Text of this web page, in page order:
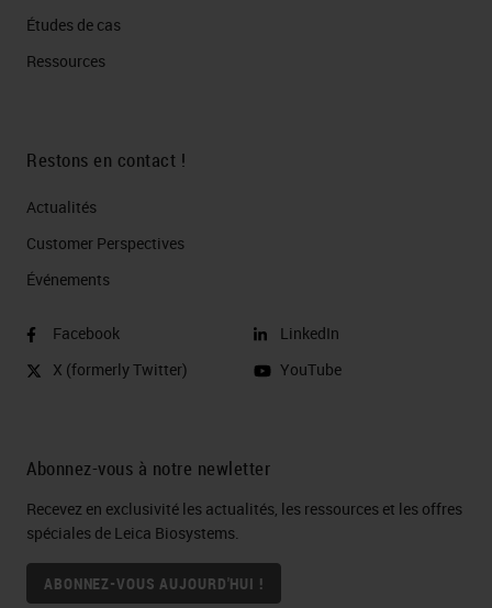
Études de cas
Ressources
Restons en contact !
Actualités
Customer Perspectives​
Événements
Facebook
X (formerly Twitter)
LinkedIn
YouTube
Abonnez-vous à notre newletter
Recevez en exclusivité les actualités, les ressources et les offres
spéciales de Leica Biosystems.
ABONNEZ-VOUS AUJOURD'HUI !